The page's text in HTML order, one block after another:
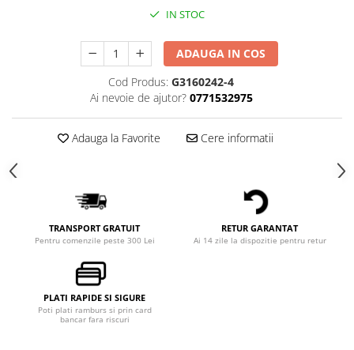
IN STOC
ADAUGA IN COS
Cod Produs: G3160242-4
Ai nevoie de ajutor? 0771532975
Adauga la Favorite Cere informatii
TRANSPORT GRATUIT
Pentru comenzile peste 300 Lei
RETUR GARANTAT
Ai 14 zile la dispozitie pentru retur
PLATI RAPIDE SI SIGURE
Poti plati ramburs si prin card
bancar fara riscuri